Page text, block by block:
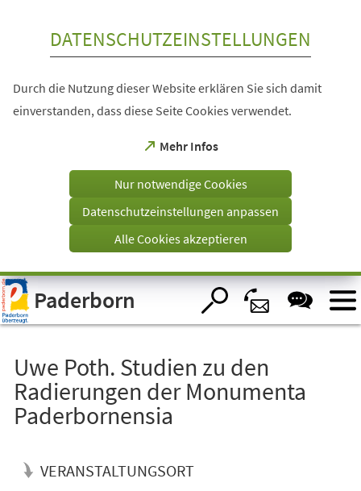
Visuelle
Assistenzsoftware
öffnen.
DATENSCHUTZEINSTELLUNGEN
Durch die Nutzung dieser Website erklären Sie sich damit
einverstanden, dass diese Seite Cookies verwendet.
Mehr Infos
(Öffnet
einem
Tab)
Nur notwendige Cookies
Datenschutzeinstellungen anpassen
Alle Cookies akzeptieren
Paderborn
Uwe Poth. Studien zu den
Radierungen der Monumenta
Paderbornensia
VERANSTALTUNGSORT